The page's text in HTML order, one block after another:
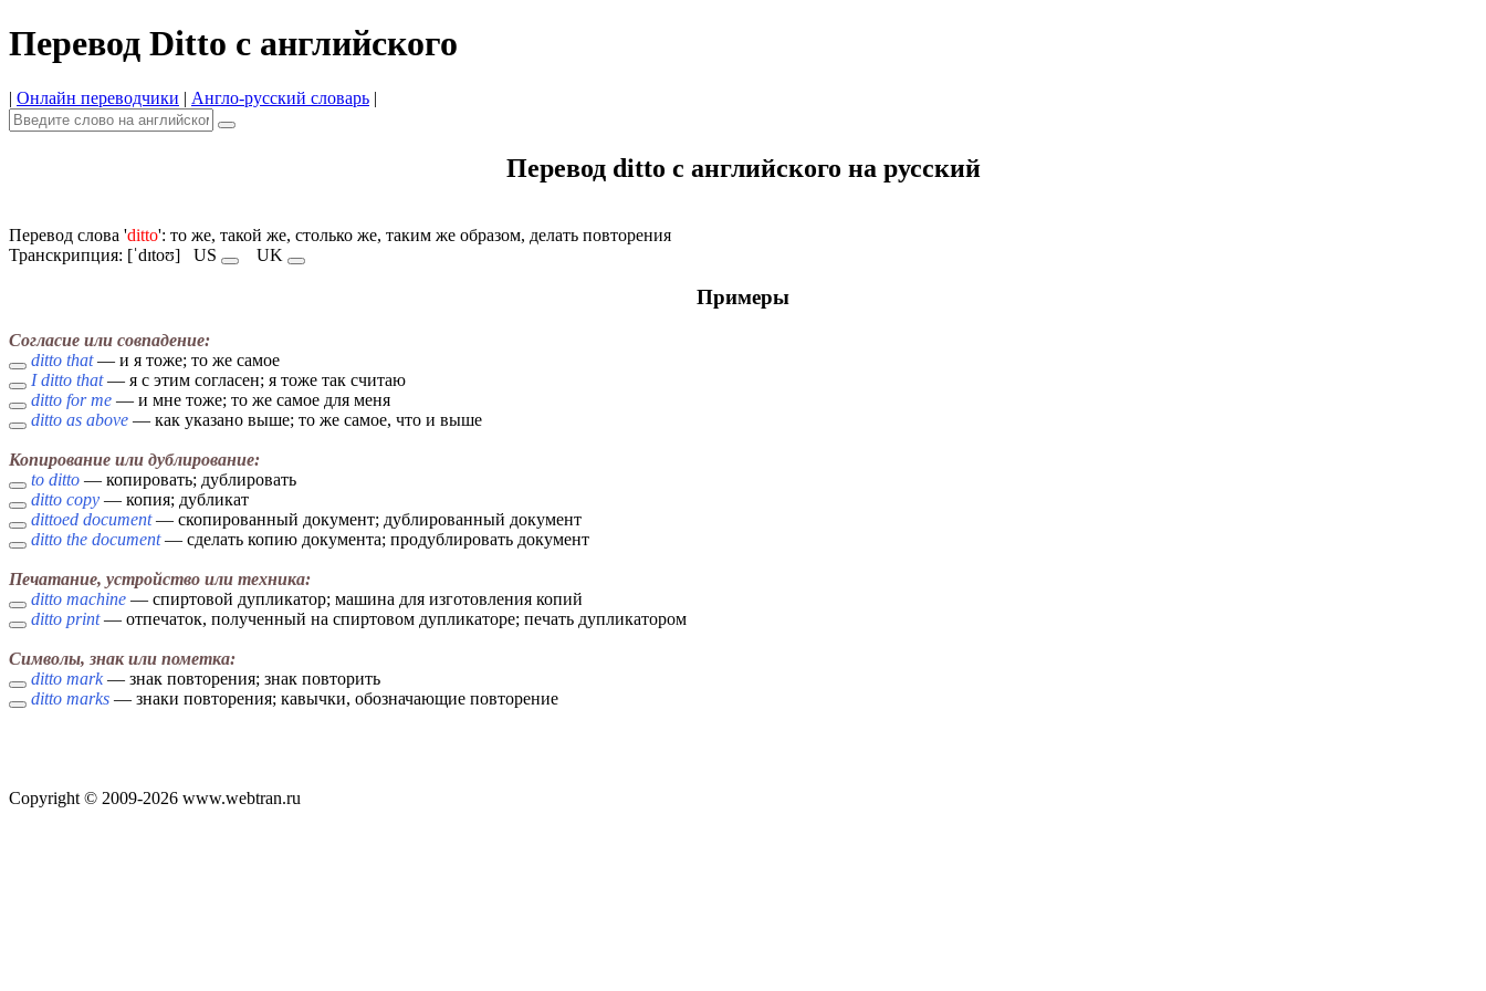
Перевод Ditto с английского
| Онлайн переводчики | Англо-русский словарь |
Перевод ditto с английского на русский
Перевод слова 'ditto': то же, такой же, столько же, таким же образом, делать повторения
Транскрипция: [ˈdɪtoʊ] US UK
Примеры
Согласие или совпадение:
ditto that— и я тоже; то же самое
I ditto that— я с этим согласен; я тоже так считаю
ditto for me — и мне тоже; то же самое для меня
ditto as above — как указано выше; то же самое, что и выше
Копирование или дублирование:
to ditto — копировать; дублировать
ditto copy — копия; дубликат
dittoed document— скопированный документ; дублированный документ
ditto the document— сделать копию документа; продублировать документ
Печатание, устройство или техника:
ditto machine — спиртовой дупликатор; машина для изготовления копий
ditto print— отпечаток, полученный на спиртовом дупликаторе; печать дупликатором
Символы, знак или пометка:
ditto mark— знак повторения; знак повторить
ditto marks — знаки повторения; кавычки, обозначающие повторение
Copyright © 2009-2026 www.webtran.ru